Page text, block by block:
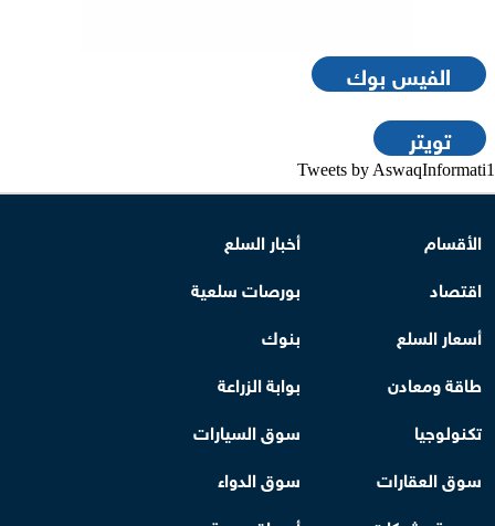
الفيس بوك
تويتر
Tweets by AswaqInformati1
الأقسام
أخبار السلع
اقتصاد
بورصات سلعية
أسعار السلع
بنوك
طاقة ومعادن
بوابة الزراعة
تكنولوجيا
سوق السيارات
سوق العقارات
سوق الدواء